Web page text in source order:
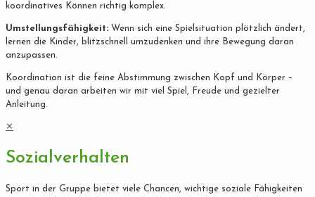
koordinatives Können richtig komplex.
Umstellungsfähigkeit: Wenn sich eine Spielsituation plötzlich ändert,
lernen die Kinder, blitzschnell umzudenken und ihre Bewegung daran
anzupassen.
Koordination ist die feine Abstimmung zwischen Kopf und Körper –
und genau daran arbeiten wir mit viel Spiel, Freude und gezielter
Anleitung.
✕
Sozialverhalten
Sport in der Gruppe bietet viele Chancen, wichtige soziale Fähigkeiten